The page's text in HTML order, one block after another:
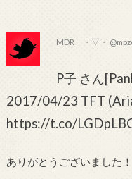
MDR ・▽・
P子 さん
2017/04/23 TFT
https://t.co/
ありがとうございました